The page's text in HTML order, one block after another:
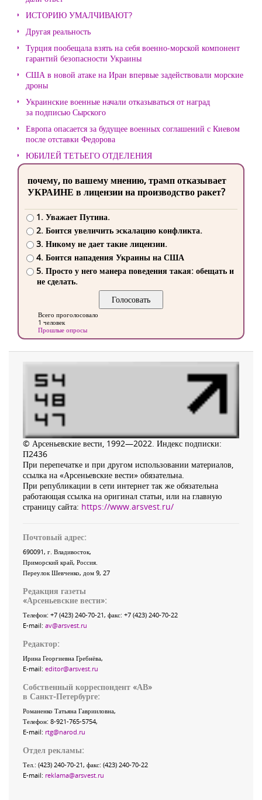
ИСТОРИЮ УМАЛЧИВАЮТ?
Другая реальность
Турция пообещала взять на себя военно-морской компонент
гарантий безопасности Украины
США в новой атаке на Иран впервые задействовали морские
дроны
Украинские военные начали отказываться от наград
за подписью Сырского
Европа опасается за будущее военных соглашений с Киевом
после отставки Федорова
ЮБИЛЕЙ ТЕТЬЕГО ОТДЕЛЕНИЯ
почему, по вашему мнению, трамп отказывает
УКРАИНЕ в лицензии на производство ракет?
1. Уважает Путина.
2. Боится увеличить эскалацию конфликта.
3. Никому не дает такие лицензии.
4. Боится нападения Украины на США
5. Просто у него манера поведения такая: обещать и
не сделать.
Всего проголосовало
1 человек
Прошлые опросы
© Арсеньевские вести, 1992—2022. Индекс подписки:
П2436
При перепечатке и при другом использовании материалов,
ссылка на «Арсеньевские вести» обязательна.
При републикации в сети интернет так же обязательна
работающая ссылка на оригинал статьи, или на главную
страницу сайта: https://www.arsvest.ru/
Почтовый адрес:
690091, г. Владивосток,
Приморский край, Россия
Переулок Шевченко, дом 9, 27
Редакция газеты
«Арсеньевские вести»:
Телефон: +7 (423) 240-70-21, факс: +7 (423) 240-70-22
E-mail: av@arsvest.ru
Редактор:
Ирина Георгиевна Гребнёва,
E-mail: editor@arsvest.ru
Собственный корреспондент «АВ»
в Санкт-Петербурге:
Романенко Татьяна Гаврииловна,
Телефон: 8-921-765-5754,
E-mail: rtg@narod.ru
Отдел рекламы:
Тел.: (423) 240-70-21, факс: (423) 240-70-22
E-mail: reklama@arsvest.ru